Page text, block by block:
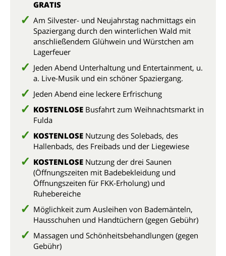
GRATIS
Am Silvester- und Neujahrstag nachmittags ein
Spaziergang durch den winterlichen Wald mit
anschließendem Glühwein und Würstchen am
Lagerfeuer
Jeden Abend Unterhaltung und Entertainment, u.
a. Live-Musik und ein schöner Spaziergang.
Jeden Abend eine leckere Erfrischung
KOSTENLOSE Busfahrt zum Weihnachtsmarkt in
Fulda
KOSTENLOSE Nutzung des Solebads, des
Hallenbads, des Freibads und der Liegewiese
KOSTENLOSE Nutzung der drei Saunen
(Öffnungszeiten mit Badebekleidung und
Öffnungszeiten für FKK-Erholung) und
Ruhebereiche
Möglichkeit zum Ausleihen von Bademänteln,
Hausschuhen und Handtüchern (gegen Gebühr)
Massagen und Schönheitsbehandlungen (gegen
Gebühr)